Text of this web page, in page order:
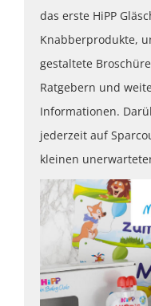
das erste HiPP
Knabberprodukte,
gestaltete
Ratgebern und
Informationen.
jederzeit auf
kleinen